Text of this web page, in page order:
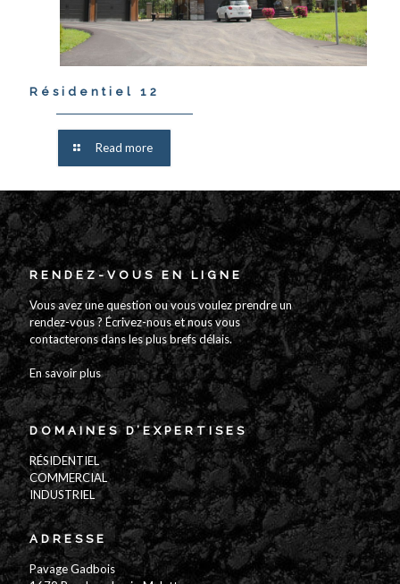
Résidentiel 12
Read more
RENDEZ-VOUS EN LIGNE
Vous avez une question ou vous voulez prendre un
rendez-vous ? Écrivez-nous et nous vous
contacterons dans les plus brefs délais.
En savoir plus
DOMAINES D’EXPERTISES
RÉSIDENTIEL
COMMERCIAL
INDUSTRIEL
ADRESSE
Pavage Gadbois